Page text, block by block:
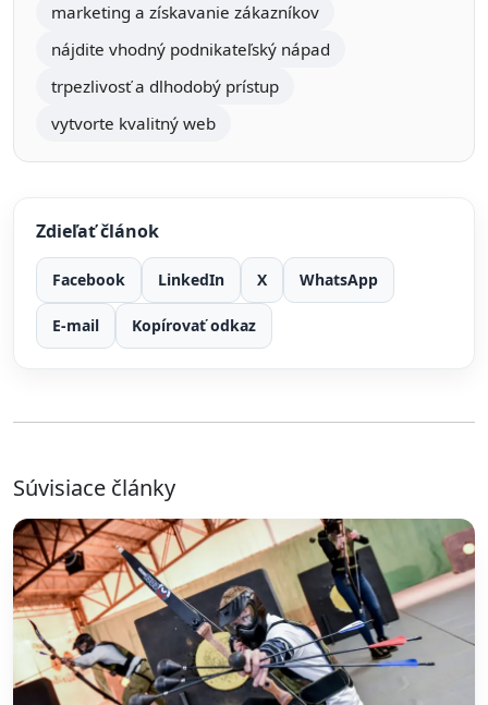
marketing a získavanie zákazníkov
nájdite vhodný podnikateľský nápad
trpezlivosť a dlhodobý prístup
vytvorte kvalitný web
Zdieľať článok
Facebook LinkedIn X WhatsApp
E-mail Kopírovať odkaz
Súvisiace články